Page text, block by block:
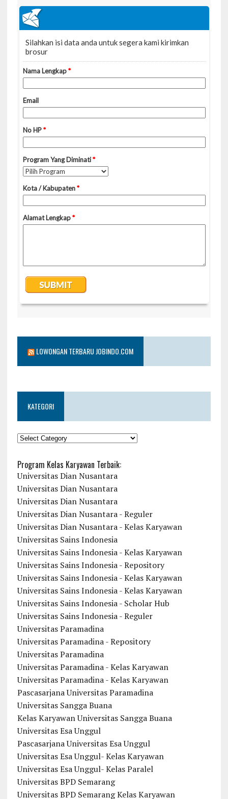
LOWONGAN TERBARU JOBINDO.COM
KATEGORI
KATEGORI
Program Kelas Karyawan Terbaik:
Universitas Dian Nusantara
Universitas Dian Nusantara
Universitas Dian Nusantara
Universitas Dian Nusantara - Reguler
Universitas Dian Nusantara - Kelas Karyawan
Universitas Sains Indonesia
Universitas Sains Indonesia - Kelas Karyawan
Universitas Sains Indonesia - Repository
Universitas Sains Indonesia - Kelas Karyawan
Universitas Sains Indonesia - Kelas Karyawan
Universitas Sains Indonesia - Scholar Hub
Universitas Sains Indonesia - Reguler
Universitas Paramadina
Universitas Paramadina - Repository
Universitas Paramadina
Universitas Paramadina - Kelas Karyawan
Universitas Paramadina - Kelas Karyawan
Pascasarjana Universitas Paramadina
Universitas Sangga Buana
Kelas Karyawan Universitas Sangga Buana
Universitas Esa Unggul
Pascasarjana Universitas Esa Unggul
Universitas Esa Unggul- Kelas Karyawan
Universitas Esa Unggul- Kelas Paralel
Universitas BPD Semarang
Universitas BPD Semarang Kelas Karyawan